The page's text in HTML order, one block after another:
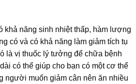
khả năng sinh nhiệt thấp, hàm lượng
có và có khả năng làm giảm tích tụ
là vị thuốc lý tưởng để chữa bệnh
có thể giúp cho bạn có một cơ thể
người muốn giảm cân nên ăn nhiều